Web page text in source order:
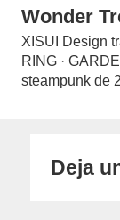
Wonder
XISUI Design
RING ·
steampunk de
Deja